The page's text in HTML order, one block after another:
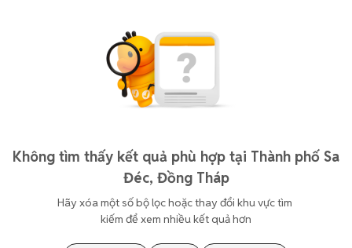
Không tìm thấy kết quả phù hợp tại Thành phố Sa
Đéc, Đồng Tháp
Hãy xóa một số bộ lọc hoặc thay đổi khu vực tìm
kiếm để xem nhiều kết quả hơn